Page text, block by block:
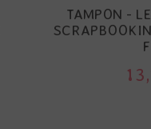
TAMPON -